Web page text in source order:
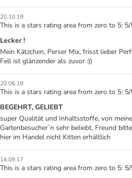
20.10.19
This is a stars rating area from zero to 5:
Lecker !
Mein Kätzchen, Perser Mix, frisst lieber
Fell ist glänzender als zuvor :))
20.06.19
This is a stars rating area from zero to 5:
BEGEHRT, GELIEBT
super Qualität und Inhaltsstoffe, von
Gartenbesucher´n sehr beliebt, Freund
hier im Handel nicht Kitten erhältlich
14.09.17
This is a stars rating area from zero to 5: